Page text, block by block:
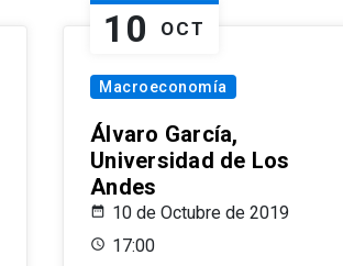
10 OCT
Macroeconomía
Álvaro García,
Universidad de Los
Andes
10 de Octubre de 2019
17:00